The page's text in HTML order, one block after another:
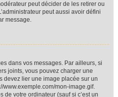
peut décider de les retirer ou
peut aussi avoir défini
message.
dans vos messages. Par ailleurs, si
joints, vous pouvez charger une
devez lier une image placée sur un
www.exemple.com/mon-image.gif.
de votre ordinateur (sauf si c’est un